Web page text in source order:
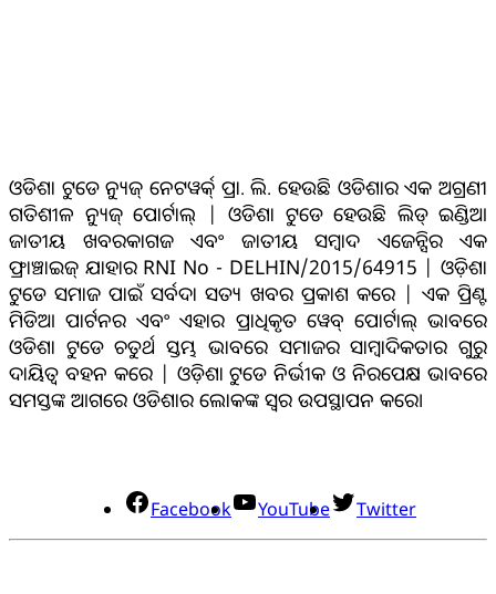
ଓଡିଶା ଟୁଡେ ନ୍ୟୁଜ୍ ନେଟୱର୍କ୍ ପ୍ରା. ଲି. ହେଉଛି ଓଡିଶାର ଏକ ଅଗ୍ରଣୀ
ଗତିଶୀଳ ନ୍ୟୁଜ୍ ପୋର୍ଟାଲ୍ | ଓଡିଶା ଟୁଡେ ହେଉଛି ଲିଡ୍ ଇଣ୍ଡିଆ
ଜାତୀୟ ଖବରକାଗଜ ଏବଂ ଜାତୀୟ ସମ୍ବାଦ ଏଜେନ୍ସିର ଏକ
ଫ୍ରାଞ୍ଚାଇଜ୍ ଯାହାର RNI No - DELHIN/2015/64915 | ଓଡ଼ିଶା
ଟୁଡେ ସମାଜ ପାଇଁ ସର୍ବଦା ସତ୍ୟ ଖବର ପ୍ରକାଶ କରେ | ଏକ ପ୍ରିଣ୍ଟ
ମିଡିଆ ପାର୍ଟନର ଏବଂ ଏହାର ପ୍ରାଧିକୃତ ୱେବ୍ ପୋର୍ଟାଲ୍ ଭାବରେ
ଓଡିଶା ଟୁଡେ ଚତୁର୍ଥ ସ୍ତମ୍ଭ ଭାବରେ ସମାଜର ସାମ୍ବାଦିକତାର ଗୁରୁ
ଦାୟିତ୍ବ ବହନ କରେ | ଓଡ଼ିଶା ଟୁଡେ ନିର୍ଭୀକ ଓ ନିରପେକ୍ଷ ଭାବରେ
ସମସ୍ତଙ୍କ ଆଗରେ ଓଡିଶାର ଲୋକଙ୍କ ସ୍ୱର ଉପସ୍ଥାପନ କରେ।
Facebook YouTube Twitter